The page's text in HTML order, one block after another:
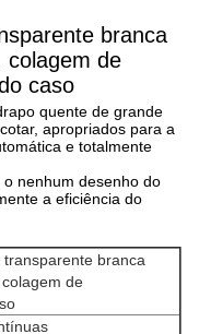
branca
colagem de
caso
quente de grande
apropriados para a
e totalmente
nenhum desenho do
a eficiência do
transparente branca
de